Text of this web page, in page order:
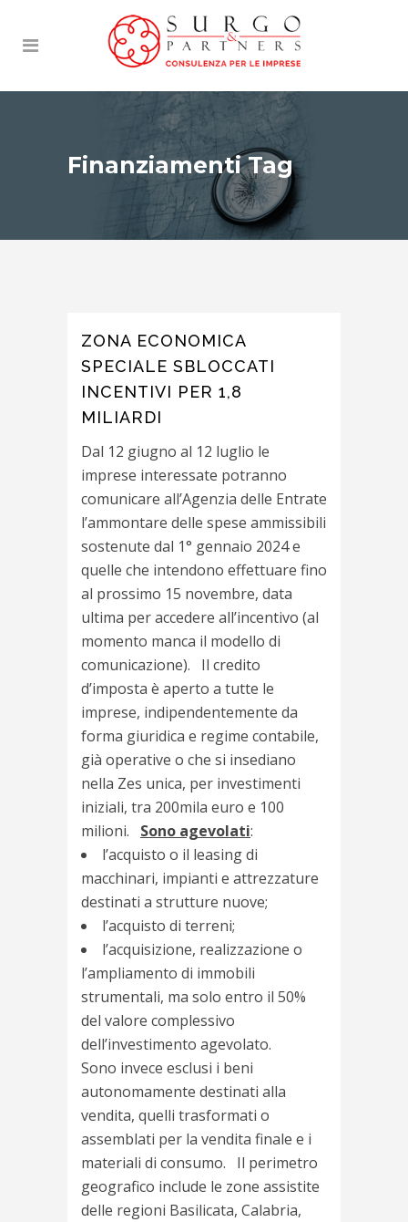
Finanziamenti Tag
ZONA ECONOMICA
SPECIALE SBLOCCATI
INCENTIVI PER 1,8
MILIARDI
Dal 12 giugno al 12 luglio le
imprese interessate potranno
comunicare all’Agenzia delle Entrate
l’ammontare delle spese ammissibili
sostenute dal 1° gennaio 2024 e
quelle che intendono effettuare fino
al prossimo 15 novembre, data
ultima per accedere all’incentivo (al
momento manca il modello di
comunicazione). Il credito
d’imposta è aperto a tutte le
imprese, indipendentemente da
forma giuridica e regime contabile,
già operative o che si insediano
nella Zes unica, per investimenti
iniziali, tra 200mila euro e 100
milioni. Sono agevolati:
l’acquisto o il leasing di
macchinari, impianti e attrezzature
destinati a strutture nuove;
l’acquisto di terreni;
l’acquisizione, realizzazione o
l’ampliamento di immobili
strumentali, ma solo entro il 50%
del valore complessivo
dell’investimento agevolato.
Sono invece esclusi i beni
autonomamente destinati alla
vendita, quelli trasformati o
assemblati per la vendita finale e i
materiali di consumo. Il perimetro
geografico include le zone assistite
delle regioni Basilicata, Calabria,